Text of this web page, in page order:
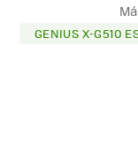
GENIUS X-G510